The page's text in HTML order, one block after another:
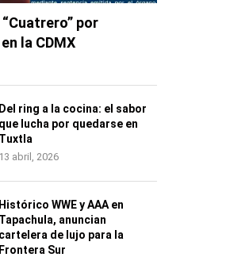
por
la CDMX
Del ring a la cocina: el sabor
que lucha por quedarse en
Tuxtla
13 abril, 2026
Histórico WWE y AAA en
Tapachula, anuncian
cartelera de lujo para la
Frontera Sur